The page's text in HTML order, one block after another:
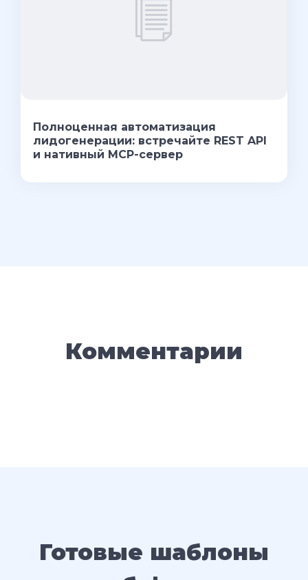
Полноценная автоматизация
лидогенерации: встречайте REST API
и нативный MCP-сервер
Комментарии
Готовые шаблоны